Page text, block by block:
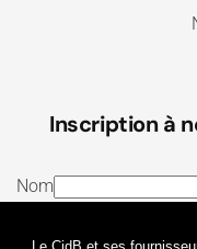
Inscription à
Nom